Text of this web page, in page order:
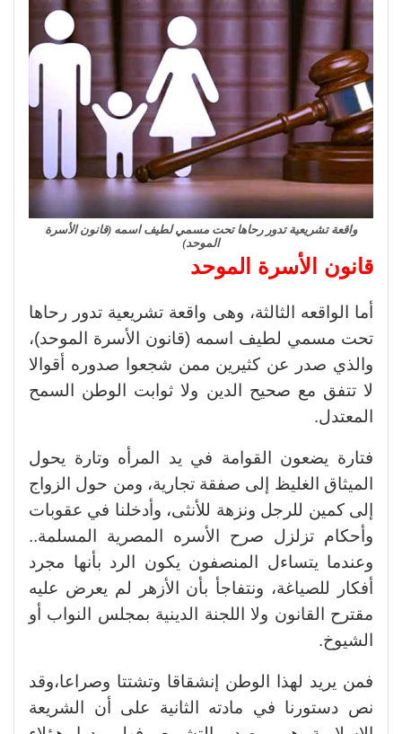
واقعة تشريعية تدور رحاها تحت مسمي لطيف اسمه (قانون الأسرة
الموحد)
قانون الأسرة الموحد
أما الواقعه الثالثة، وهى واقعة تشريعية تدور رحاها
تحت مسمي لطيف اسمه (قانون الأسرة الموحد)،
والذي صدر عن كثيرين ممن شجعوا صدوره أقوالا
لا تتفق مع صحيح الدين ولا ثوابت الوطن السمح
المعتدل.
فتارة يضعون القوامة في يد المرأه وتارة يحول
الميثاق الغليظ إلى صفقة تجارية، ومن حول الزواج
إلى كمين للرجل ونزهة للأنثى، وأدخلنا في عقوبات
وأحكام تزلزل صرح الأسره المصرية المسلمة..
وعندما يتساءل المنصفون يكون الرد بأنها مجرد
أفكار للصياغة، ونتفاجأ بأن الأزهر لم يعرض عليه
مقترح القانون ولا اللجنة الدينية بمجلس النواب أو
الشيوخ.
فمن يريد لهذا الوطن إنشقاقا وتشتتا وصراعا،وقد
نص دستورنا في مادته الثانية على أن الشريعة